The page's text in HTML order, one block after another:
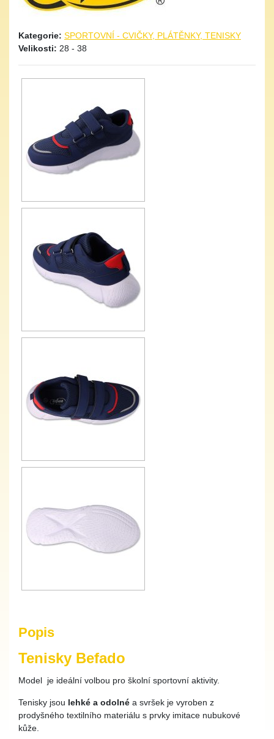
Kategorie: SPORTOVNÍ - CVIČKY, PLÁTĚNKY, TENISKY
Velikosti: 28 - 38
Popis
Tenisky Befado
Model je ideální volbou pro školní sportovní aktivity.
Tenisky jsou lehké a odolné a svršek je vyroben z
prodyšného textilního materiálu s prvky imitace nubukové
kůže.